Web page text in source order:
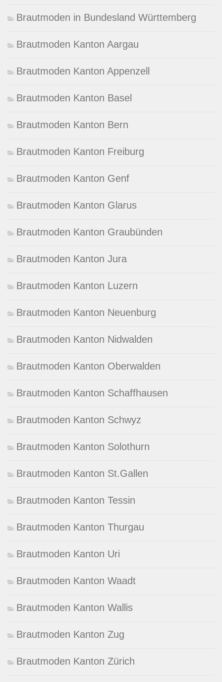
Brautmoden in Bundesland Württemberg
Brautmoden Kanton Aargau
Brautmoden Kanton Appenzell
Brautmoden Kanton Basel
Brautmoden Kanton Bern
Brautmoden Kanton Freiburg
Brautmoden Kanton Genf
Brautmoden Kanton Glarus
Brautmoden Kanton Graubünden
Brautmoden Kanton Jura
Brautmoden Kanton Luzern
Brautmoden Kanton Neuenburg
Brautmoden Kanton Nidwalden
Brautmoden Kanton Oberwalden
Brautmoden Kanton Schaffhausen
Brautmoden Kanton Schwyz
Brautmoden Kanton Solothurn
Brautmoden Kanton St.Gallen
Brautmoden Kanton Tessin
Brautmoden Kanton Thurgau
Brautmoden Kanton Uri
Brautmoden Kanton Waadt
Brautmoden Kanton Wallis
Brautmoden Kanton Zug
Brautmoden Kanton Zürich